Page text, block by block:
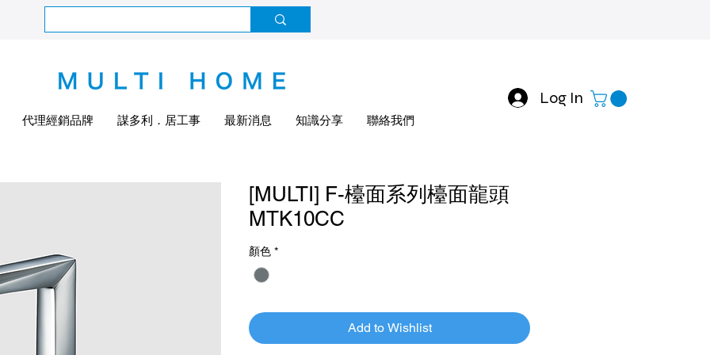
代理經銷品牌 謀多利．居工事 最新消息 知識分享 聯絡我們
Log In
[MULTI] F-檯面系列檯面龍頭
MTK10CC
顏色 *
Add to Wishlist